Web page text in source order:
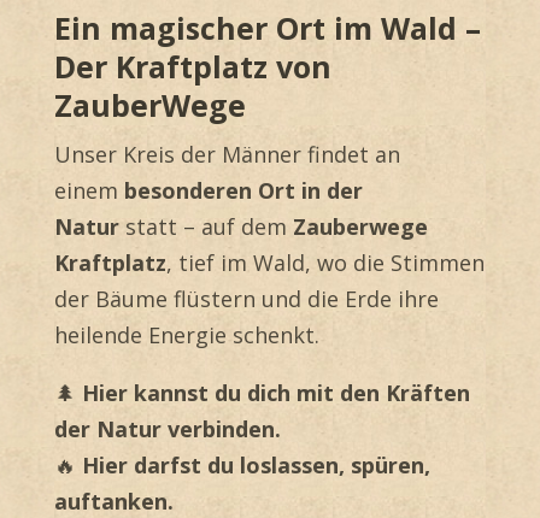
Ein magischer Ort im Wald –
Der Kraftplatz von
ZauberWege
Unser Kreis der Männer findet an
einem besonderen Ort in der
Natur statt – auf dem Zauberwege
Kraftplatz, tief im Wald, wo die Stimmen
der Bäume flüstern und die Erde ihre
heilende Energie schenkt.
🌲 Hier kannst du dich mit den Kräften
der Natur verbinden.
🔥 Hier darfst du loslassen, spüren,
auftanken.